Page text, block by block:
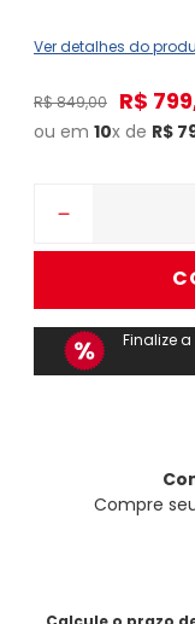
Ver detalhes do
R$849,00 R$ 799
ou em 10x de R$
－
Finalize
Compre